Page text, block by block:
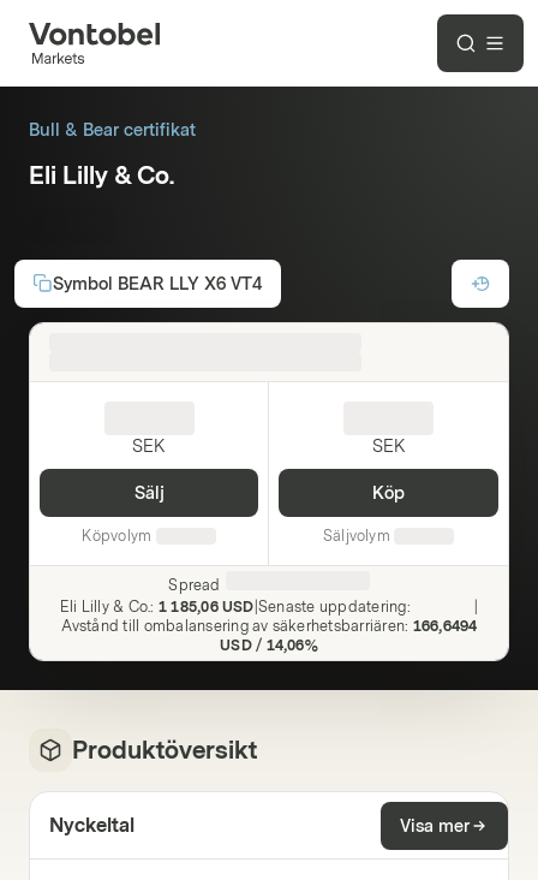
Bull & Bear certifikat
Eli Lilly & Co.
Symbol BEAR LLY X6 VT4
SEK
Sälj
Köpvolym
SEK
Köp
Säljvolym
Spread
Eli Lilly & Co.: 1 185,06 USD Senaste uppdatering:
Avstånd till ombalansering av säkerhetsbarriären: 166,6494
USD / 14,06%
Produktöversikt
Nyckeltal Visa mer